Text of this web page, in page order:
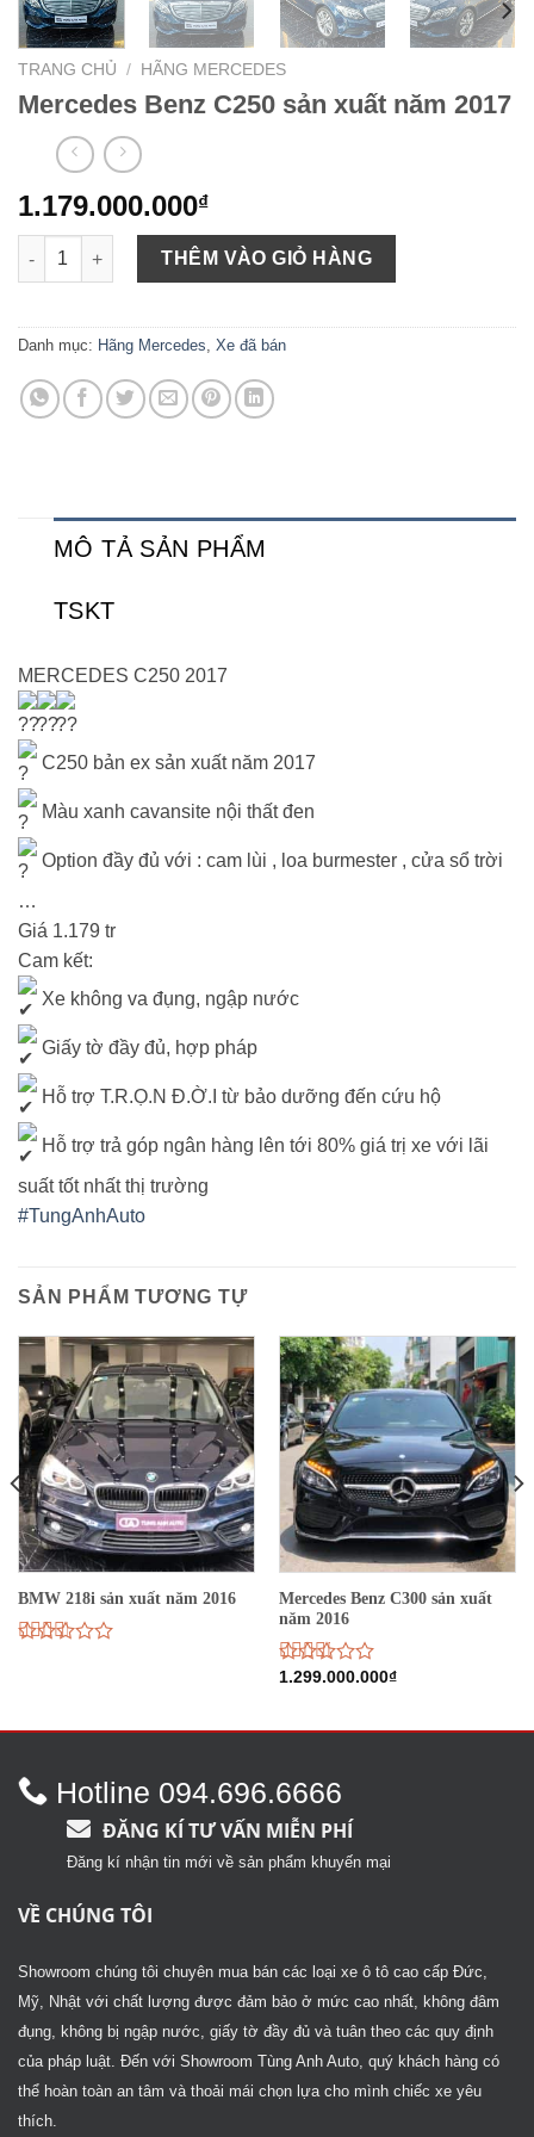
TRANG CHỦ / HÃNG MERCEDES
Mercedes Benz C250 sản xuất năm 2017
1.179.000.000₫
Mercedes Benz C250 sản xuất năm 2017 số lượng
THÊM VÀO GIỎ HÀNG
Danh mục: Hãng Mercedes, Xe đã bán
MÔ TẢ SẢN PHẨM
TSKT
MERCEDES C250 2017
C250 bản ex sản xuất năm 2017
Màu xanh cavansite nội thất đen
Option đầy đủ với : cam lùi , loa burmester , cửa sổ trời
…
Giá 1.179 tr
Cam kết:
Xe không va đụng, ngập nước
Giấy tờ đầy đủ, hợp pháp
Hỗ trợ T.R.Ọ.N Đ.Ờ.I từ bảo dưỡng đến cứu hộ
Hỗ trợ trả góp ngân hàng lên tới 80% giá trị xe với lãi
suất tốt nhất thị trường
#TungAnhAuto
SẢN PHẨM TƯƠNG TỰ
BMW 218i sản xuất năm 2016
5 sao
Mercedes Benz C300 sản xuất
năm 2016
Được
2.68
1.299.000.000₫
Hotline 094.696.6666
ĐĂNG KÍ TƯ VẤN MIỄN PHÍ
Đăng kí nhận tin mới về sản phẩm khuyến mại
VỀ CHÚNG TÔI
Showroom chúng tôi chuyên mua bán các loại xe ô tô cao cấp Đức,
Mỹ, Nhật với chất lượng được đảm bảo ở mức cao nhất, không đâm
đụng, không bị ngập nước, giấy tờ đầy đủ và tuân theo các quy định
của pháp luật. Đến với Showroom Tùng Anh Auto, quý khách hàng có
thể hoàn toàn an tâm và thoải mái chọn lựa cho mình chiếc xe yêu
thích.